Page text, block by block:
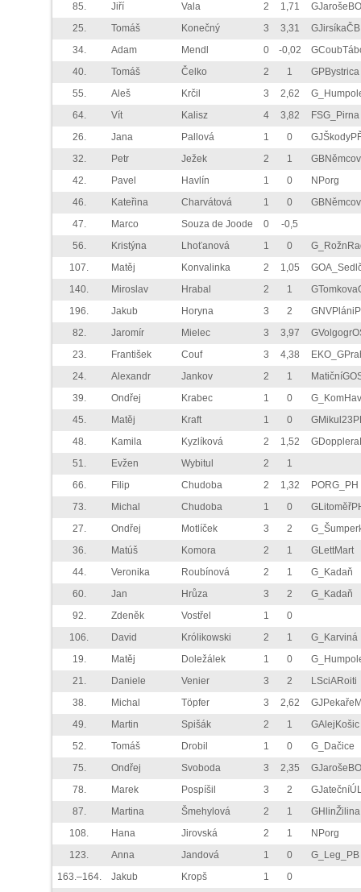
85.
Jiří Vala 2 1,71
GJarošeBO
25.
Tomáš Konečný 3 3,31
GJirsíkaČB
34.
Adam Mendl 0 -0,02
40.
Tomáš Čelko 2 1
GPBystrica
55.
Aleš Krčil 3 2,62
64.
Vít Kalisz 4 3,82
FSG_Pirna
26.
Jana Pallová 1 0
32.
Petr Ježek 2 1
42.
Pavel Havlín 1 0
NPorg
46.
Kateřina Charvátová 1 0
47.
Marco Souza de Joode 0
-0,5
56.
Kristýna Lhoťanová 1 0
107.
Matěj Konvalinka 2 1,05
140.
Miroslav Hrabal 2 1
196.
Jakub Horyna 3 2
82.
Jaromír Mielec 3 3,97
23.
František Couf 3 4,38
24.
Alexandr Jankov 2 1
39.
Ondřej Krabec 1 0
45.
Matěj Kraft 1 0
48.
Kamila Kyzlíková 2 1,52
51.
Evžen Wybitul 2
1
66.
Filip Chudoba 2 1,32
PORG_PH
73.
Michal Chudoba 1 0
27.
Ondřej Motlíček 3 2
36.
Matúš Komora 2 1
GLettMart
44.
Veronika Roubínová 2 1
G_Kadaň
60.
Jan Hrůza 3 2
G_Kadaň
92.
Zdeněk Vostřel 1
0
106.
David Królikowski 2 1
G_Karviná
19.
Matěj Doležálek 1 0
21.
Daniele Venier 3 2
LSciARoiti
38.
Michal Töpfer 3 2,62
49.
Martin Spišák 2 1
GAlejKošic
52.
Tomáš Drobil 1 0
G_Dačice
75.
Ondřej Svoboda 3 2,35
GJarošeBO
78.
Marek Pospíšil 3 2
87.
Martina Šmehylová 2 1
GHlinŽilina
108.
Hana Jirovská 2 1
NPorg
123.
Anna Jandová 1 0
G_Leg_PB
163.–164.
Jakub Kropš 1
0